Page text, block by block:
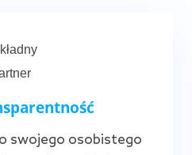
swojego osobistego